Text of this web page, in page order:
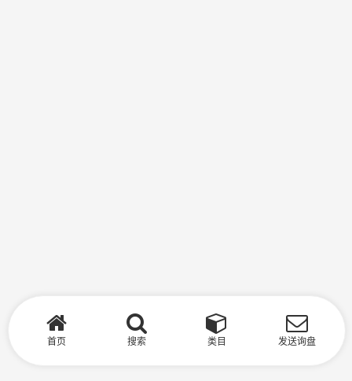
首页 搜索 类目 发送询盘